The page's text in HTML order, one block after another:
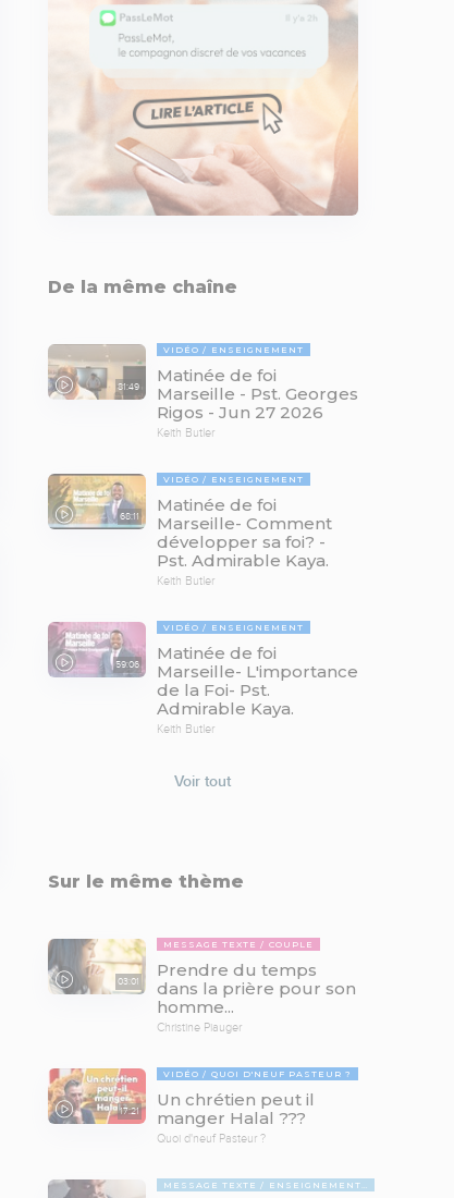
De la même chaîne
81:49
VIDÉO ENSEIGNEMENT
Matinée de foi
Marseille - Pst. Georges
Rigos - Jun 27 2026
Keith Butler
68:11
VIDÉO ENSEIGNEMENT
Matinée de foi
Marseille- Comment
développer sa foi? -
Pst. Admirable Kaya.
Keith Butler
59:06
VIDÉO ENSEIGNEMENT
Matinée de foi
Marseille- L'importance
de la Foi- Pst.
Admirable Kaya.
Keith Butler
Voir tout
Sur le même thème
03:01
MESSAGE TEXTE COUPLE
Prendre du temps
dans la prière pour son
homme...
Christine Piauger
17:21
VIDÉO QUOI D'NEUF PASTEUR ?
Un chrétien peut il
manger Halal ???
Quoi d'neuf Pasteur ?
MESSAGE TEXTE ENSEIGNEMENTS BIBLIQUES